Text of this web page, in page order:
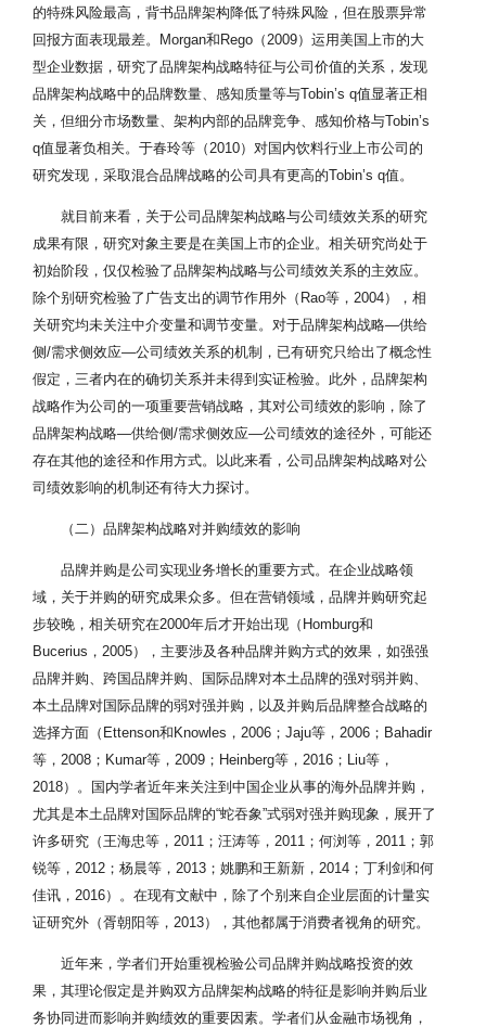
的特殊风险最高，背书品牌架构降低了特殊风险，但在股票异常
回报方面表现最差。Morgan和Rego（2009）运用美国上市的大
型企业数据，研究了品牌架构战略特征与公司价值的关系，发现
品牌架构战略中的品牌数量、感知质量等与Tobin’s q值显著正相
关，但细分市场数量、架构内部的品牌竞争、感知价格与Tobin’s
q值显著负相关。于春玲等（2010）对国内饮料行业上市公司的
研究发现，采取混合品牌战略的公司具有更高的Tobin’s q值。
就目前来看，关于公司品牌架构战略与公司绩效关系的研究
成果有限，研究对象主要是在美国上市的企业。相关研究尚处于
初始阶段，仅仅检验了品牌架构战略与公司绩效关系的主效应。
除个别研究检验了广告支出的调节作用外（Rao等，2004），相
关研究均未关注中介变量和调节变量。对于品牌架构战略—供给
侧/需求侧效应—公司绩效关系的机制，已有研究只给出了概念性
假定，三者内在的确切关系并未得到实证检验。此外，品牌架构
战略作为公司的一项重要营销战略，其对公司绩效的影响，除了
品牌架构战略—供给侧/需求侧效应—公司绩效的途径外，可能还
存在其他的途径和作用方式。以此来看，公司品牌架构战略对公
司绩效影响的机制还有待大力探讨。
（二）品牌架构战略对并购绩效的影响
品牌并购是公司实现业务增长的重要方式。在企业战略领
域，关于并购的研究成果众多。但在营销领域，品牌并购研究起
步较晚，相关研究在2000年后才开始出现（Homburg和
Bucerius，2005），主要涉及各种品牌并购方式的效果，如强强
品牌并购、跨国品牌并购、国际品牌对本土品牌的强对弱并购、
本土品牌对国际品牌的弱对强并购，以及并购后品牌整合战略的
选择方面（Ettenson和Knowles，2006；Jaju等，2006；Bahadir
等，2008；Kumar等，2009；Heinberg等，2016；Liu等，
2018）。国内学者近年来关注到中国企业从事的海外品牌并购，
尤其是本土品牌对国际品牌的“蛇吞象”式弱对强并购现象，展开了
许多研究（王海忠等，2011；汪涛等，2011；何浏等，2011；郭
锐等，2012；杨晨等，2013；姚鹏和王新新，2014；丁利剑和何
佳讯，2016）。在现有文献中，除了个别来自企业层面的计量实
证研究外（胥朝阳等，2013），其他都属于消费者视角的研究。
近年来，学者们开始重视检验公司品牌并购战略投资的效
果，其理论假定是并购双方品牌架构战略的特征是影响并购后业
务协同进而影响并购绩效的重要因素。学者们从金融市场视角，